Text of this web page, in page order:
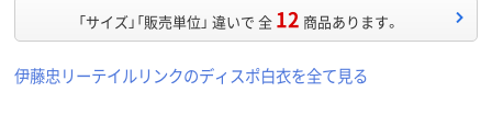
「サイズ」「販売単位」 違いで 全 12 商品あります。
伊藤忠リーテイルリンクのディスポ白衣を全て見る